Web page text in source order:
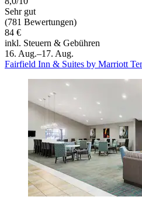
Sehr gut
(781 Bewertungen)
84 €
inkl. Steuern & Gebühren
16. Aug.–17. Aug.
Fairfield Inn & Suites by Marriott